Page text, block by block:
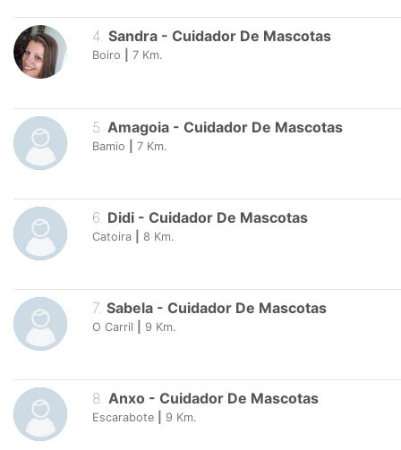
4. Sandra - Cuidador De Mascotas
Boiro 7 Km.
5 Amagoia - Cuidador De Mascotas
Bamio 7 Km.
6 Didi - Cuidador De Mascotas
Catoira 8 Km.
7. Sabela - Cuidador De Mascotas
O Carril 9 Km.
8. Anxo - Cuidador De Mascotas
Escarabote 9 Km.